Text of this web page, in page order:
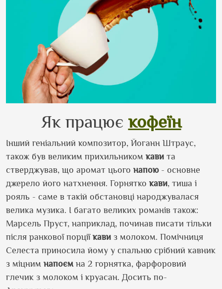
Як працює кофеїн
Інший геніальний композитор, Йоганн Штраус,
також був великим прихильником кави та
стверджував, що аромат цього напою- основне
джерело його натхнення. Горнятко кави, тиша і
рояль - саме в такій обстановці народжувалася
велика музика. І багато великих романів також:
Марсель Пруст, наприклад, починав писати тільки
після ранкової порції кави з молоком. Помічниця
Селеста приносила йому у спальню срібний кавник
з міцним напоєм на 2 горнятка, фарфоровий
глечик з молоком і круасан. Досить по-